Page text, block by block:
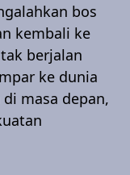
bos
kembali ke
berjalan
ke dunia
masa depan,